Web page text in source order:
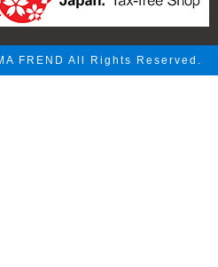
FREND All Rights Reserved.